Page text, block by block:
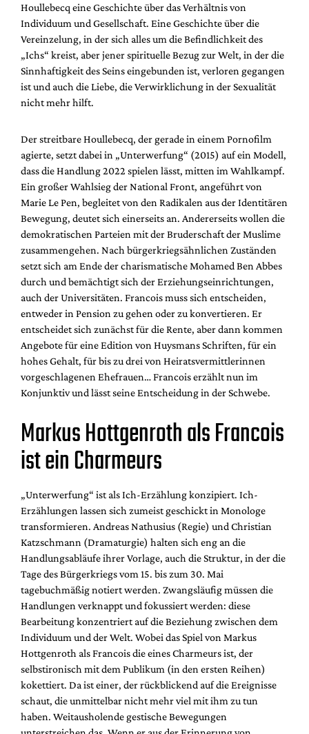
Houllebecq eine Geschichte über das Verhältnis von
Individuum und Gesellschaft. Eine Geschichte über die
Vereinzelung, in der sich alles um die Befindlichkeit des
„Ichs“ kreist, aber jener spirituelle Bezug zur Welt, in der die
Sinnhaftigkeit des Seins eingebunden ist, verloren gegangen
ist und auch die Liebe, die Verwirklichung in der Sexualität
nicht mehr hilft.
Der streitbare Houllebecq, der gerade in einem Pornofilm
agierte, setzt dabei in „Unterwerfung“ (2015) auf ein Modell,
dass die Handlung 2022 spielen lässt, mitten im Wahlkampf.
Ein großer Wahlsieg der National Front, angeführt von
Marie Le Pen, begleitet von den Radikalen aus der Identitären
Bewegung, deutet sich einerseits an. Andererseits wollen die
demokratischen Parteien mit der Bruderschaft der Muslime
zusammengehen. Nach bürgerkriegsähnlichen Zuständen
setzt sich am Ende der charismatische Mohamed Ben Abbes
durch und bemächtigt sich der Erziehungseinrichtungen,
auch der Universitäten. Francois muss sich entscheiden,
entweder in Pension zu gehen oder zu konvertieren. Er
entscheidet sich zunächst für die Rente, aber dann kommen
Angebote für eine Edition von Huysmans Schriften, für ein
hohes Gehalt, für bis zu drei von Heiratsvermittlerinnen
vorgeschlagenen Ehefrauen… Francois erzählt nun im
Konjunktiv und lässt seine Entscheidung in der Schwebe.
Markus Hottgenroth als Francois
ist ein Charmeurs
„Unterwerfung“ ist als Ich-Erzählung konzipiert. Ich-
Erzählungen lassen sich zumeist geschickt in Monologe
transformieren. Andreas Nathusius (Regie) und Christian
Katzschmann (Dramaturgie) halten sich eng an die
Handlungsabläufe ihrer Vorlage, auch die Struktur, in der die
Tage des Bürgerkriegs vom 15. bis zum 30. Mai
tagebuchmäßig notiert werden. Zwangsläufig müssen die
Handlungen verknappt und fokussiert werden: diese
Bearbeitung konzentriert auf die Beziehung zwischen dem
Individuum und der Welt. Wobei das Spiel von Markus
Hottgenroth als Francois die eines Charmeurs ist, der
selbstironisch mit dem Publikum (in den ersten Reihen)
kokettiert. Da ist einer, der rückblickend auf die Ereignisse
schaut, die unmittelbar nicht mehr viel mit ihm zu tun
haben. Weitausholende gestische Bewegungen